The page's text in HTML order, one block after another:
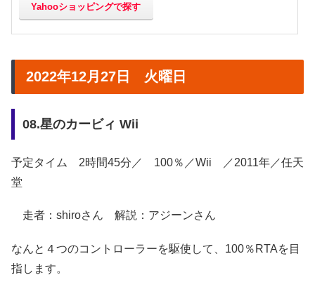
Yahooショッピングで探す
2022年12月27日 火曜日
08.星のカービィ Wii
予定タイム 2時間45分／ 100％／Wii ／2011年／任天
堂
走者：shiroさん 解説：アジーンさん
なんと４つのコントローラーを駆使して、100％RTAを目
指します。